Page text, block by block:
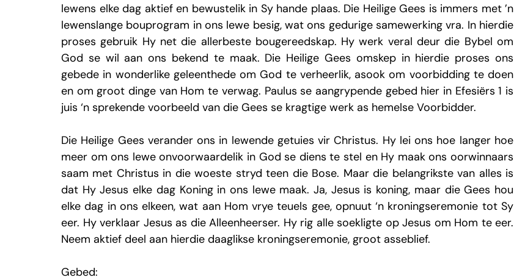
lewens elke dag aktief en bewustelik in Sy hande plaas. Die Heilige Gees is immers met ’n
lewenslange bouprogram in ons lewe besig, wat ons gedurige samewerking vra. In hierdie
proses gebruik Hy net die allerbeste bougereedskap. Hy werk veral deur die Bybel om
God se wil aan ons bekend te maak. Die Heilige Gees omskep in hierdie proses ons
gebede in wonderlike geleenthede om God te verheerlik, asook om voorbidding te doen
en om groot dinge van Hom te verwag. Paulus se aangrypende gebed hier in Efesiërs 1 is
juis ‘n sprekende voorbeeld van die Gees se kragtige werk as hemelse Voorbidder.
Die Heilige Gees verander ons in lewende getuies vir Christus. Hy lei ons hoe langer hoe
meer om ons lewe onvoorwaardelik in God se diens te stel en Hy maak ons oorwinnaars
saam met Christus in die woeste stryd teen die Bose. Maar die belangrikste van alles is
dat Hy Jesus elke dag Koning in ons lewe maak. Ja, Jesus is koning, maar die Gees hou
elke dag in ons elkeen, wat aan Hom vrye teuels gee, opnuut ‘n kroningseremonie tot Sy
eer. Hy verklaar Jesus as die Alleenheerser. Hy rig alle soekligte op Jesus om Hom te eer.
Neem aktief deel aan hierdie daaglikse kroningseremonie, groot asseblief.
Gebed: